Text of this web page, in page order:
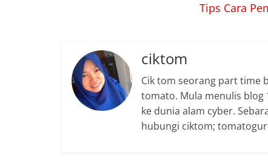
Tips Cara
ciktom
Cik tom seorang part time
tomato. Mula menulis blog
ke dunia alam cyber.
hubungi ciktom;